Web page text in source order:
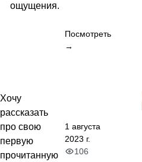
ощущения.
Посмотреть
→
Хочу
рассказать
про свою
первую
прочитанную
1 августа
2023 г.
106